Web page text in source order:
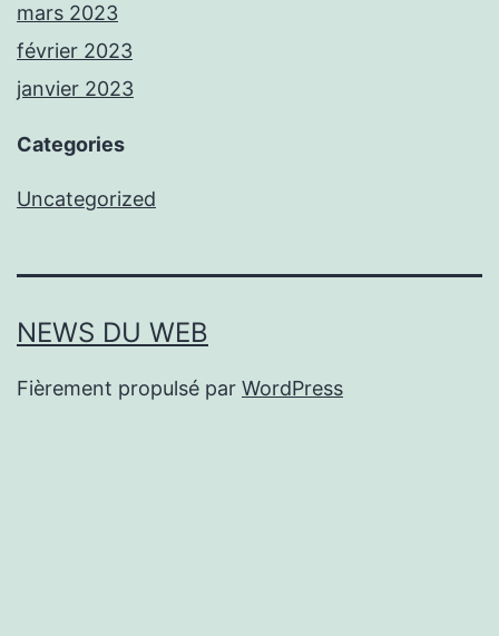
mars 2023
février 2023
janvier 2023
Categories
Uncategorized
NEWS DU WEB
Fièrement propulsé par WordPress